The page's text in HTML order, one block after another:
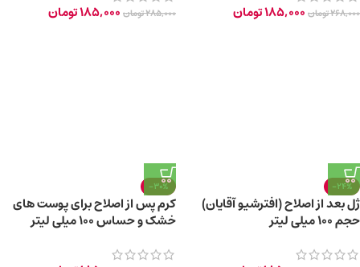
268,000تومان 185,000تومان 285,000تومان 185,000تومان
-24%
ژل بعد از اصلاح (افترشیو آقایان)
حجم 100 میلی لیتر
-30%
کرم پس از اصلاح برای پوست های
خشک و حساس 100 میلی لیتر